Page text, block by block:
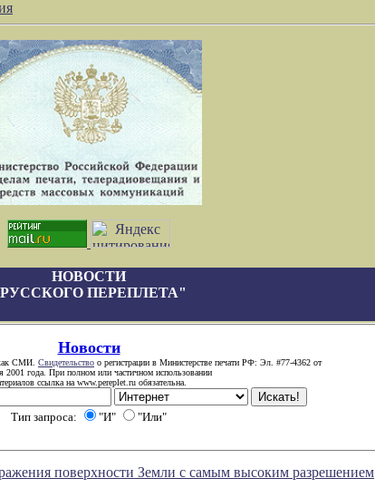
НОВОСТИ
ПЕРЕПЛЕТА"
Новости
как СМИ. Свидетельство о регистрации в Министерстве печати РФ: Эл. #77-4362 от
2001 года. При полном или частичном использовании
ссылка на www.pereplet.ru обязательна.
Тип запроса: "И" "Или"
поверхности Земли с самым высоким разрешением